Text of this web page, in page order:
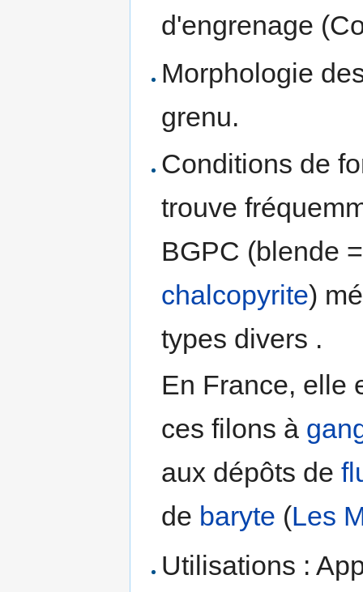
d'engrenage
Morphologie
grenu.
Conditions de
trouve
BGPC (blende
chalcopyrite)
types divers .
En France, elle
ces filons à
aux dépôts de
de baryte (Les
Utilisations :